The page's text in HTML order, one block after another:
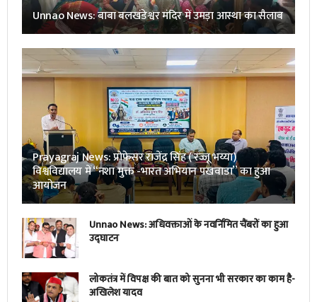
Unnao News: बाबा बलखंडेश्वर मंदिर में उमड़ा आस्था का सैलाब
Prayagraj News: प्रोफेसर राजेंद्र सिंह ( रज्जू भय्या)
विश्वविद्यालय में “नशा मुक्त -भारत अभियान पखवाडा” का हुआ
आयोजन
Unnao News: अधिवक्ताओं के नवर्निमित चैंबरों का हुआ
उद्घाटन
लोकतंत्र में विपक्ष की बात को सुनना भी सरकार का काम है-
अखिलेश यादव